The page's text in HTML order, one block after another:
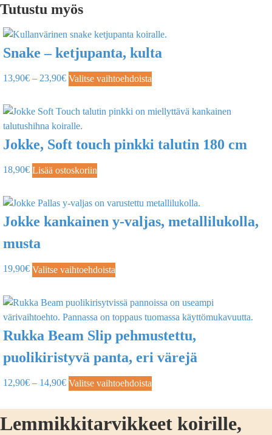
Tutustu myös
Snake – ketjupanta, kulta
13,90€ – 23,90€ Valitse vaihtoehdoista
Jokke, Soft touch pinkki talutin 180 cm
18,90€ Lisää ostoskoriin
Jokke kankainen y-valjas, metallilukolla,
musta
19,90€ Valitse vaihtoehdoista
Rukka Beam Slip pehmustettu,
puolikiristyvä panta, eri värejä
12,90€ – 14,90€ Valitse vaihtoehdoista
Lemmikkitarvikkeet koirille,